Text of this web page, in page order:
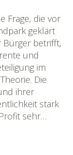
Frage, die vor
geklärt
Bürger betrifft,
und
im
Die
ihrer
stark
sehr…